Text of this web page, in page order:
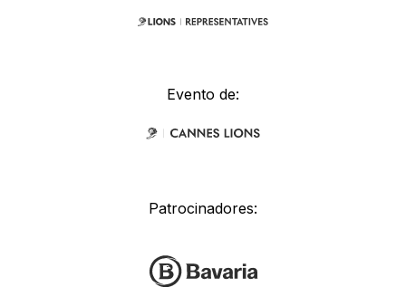
Evento de:
Patrocinadores: